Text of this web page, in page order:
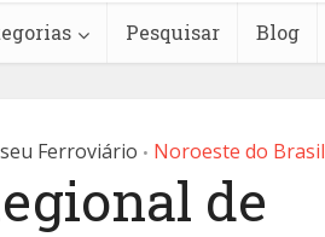
Pesquisar Blog
Ferroviário • Noroeste do Brasil
de